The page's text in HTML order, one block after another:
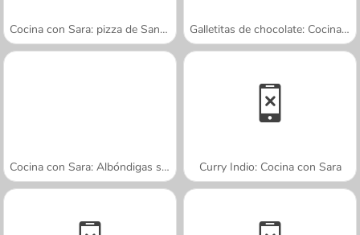
Cocina con Sara: pizza de San Valentín Galletitas de chocolate: Cocina con Sara
Cocina con Sara: Albóndigas suecas Curry Indio: Cocina con Sara